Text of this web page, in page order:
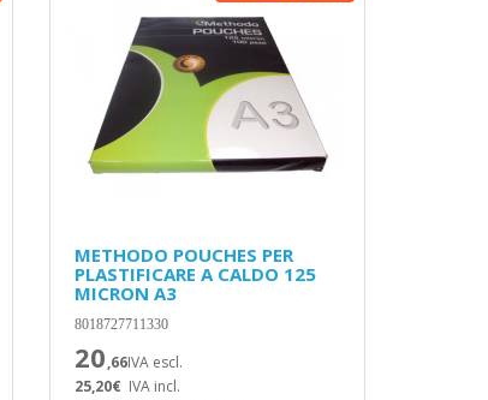
METHODO POUCHES PER
PLASTIFICARE A CALDO 125
MICRON A3
8018727711330
20,66IVA escl.
25,20€ IVA incl.